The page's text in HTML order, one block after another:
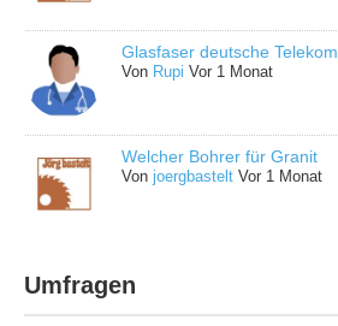
Glasfaser deutsche Telekom
Von Rupi Vor 1 Monat
Welcher Bohrer für Granit
Vonjoergbastelt Vor 1 Monat
Umfragen